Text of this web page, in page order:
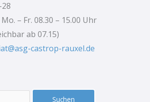
– Fr. 08.30 – 15.00 Uhr
ab 07.15)
castrop-rauxel.de